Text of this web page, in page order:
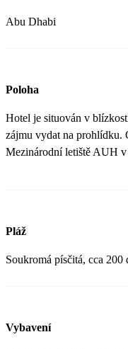
Abu Dhabi
Poloha
Hotel je situován v
zájmu vydat na prohlídku.
Mezinárodní letiště AUH
Pláž
Soukromá písčitá, cca
Vybavení